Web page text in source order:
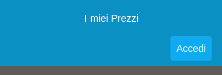
I miei Prezzi
Accedi